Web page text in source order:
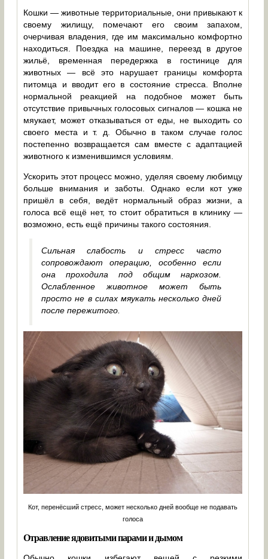
Кошки — животные территориальные, они привыкают к
своему жилищу, помечают его своим запахом,
очерчивая владения, где им максимально комфортно
находиться. Поездка на машине, переезд в другое
жильё, временная передержка в гостинице для
животных — всё это нарушает границы комфорта
питомца и вводит его в состояние стресса. Вполне
нормальной реакцией на подобное может быть
отсутствие привычных голосовых сигналов — кошка не
мяукает, может отказываться от еды, не выходить со
своего места и т. д. Обычно в таком случае голос
постепенно возвращается сам вместе с адаптацией
животного к изменившимся условиям.
Ускорить этот процесс можно, уделяя своему любимцу
больше внимания и заботы. Однако если кот уже
пришёл в себя, ведёт нормальный образ жизни, а
голоса всё ещё нет, то стоит обратиться в клинику —
возможно, есть ещё причины такого состояния.
Сильная слабость и стресс часто
сопровождают операцию, особенно если
она проходила под общим наркозом.
Ослабленное животное может быть
просто не в силах мяукать несколько дней
после пережитого.
Кот, перенёсший стресс, может несколько дней вообще не подавать
голоса
Отравление ядовитыми парами и дымом